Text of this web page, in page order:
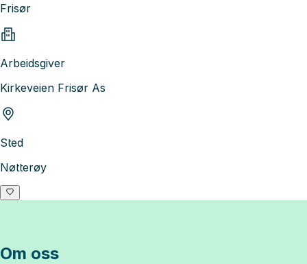
Frisør
Arbeidsgiver
Kirkeveien Frisør As
Sted
Nøtterøy
Om oss